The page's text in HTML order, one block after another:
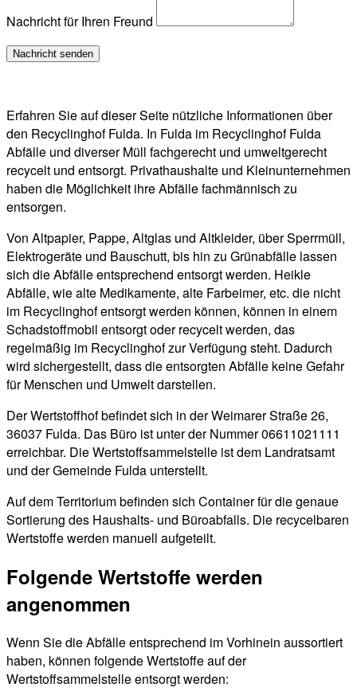
Nachricht für Ihren Freund
Erfahren Sie auf dieser Seite nützliche Informationen über
den Recyclinghof Fulda. In Fulda im Recyclinghof Fulda
Abfälle und diverser Müll fachgerecht und umweltgerecht
recycelt und entsorgt. Privathaushalte und Kleinunternehmen
haben die Möglichkeit ihre Abfälle fachmännisch zu
entsorgen.
Von Altpapier, Pappe, Altglas und Altkleider, über Sperrmüll,
Elektrogeräte und Bauschutt, bis hin zu Grünabfälle lassen
sich die Abfälle entsprechend entsorgt werden. Heikle
Abfälle, wie alte Medikamente, alte Farbeimer, etc. die nicht
im Recyclinghof entsorgt werden können, können in einem
Schadstoffmobil entsorgt oder recycelt werden, das
regelmäßig im Recyclinghof zur Verfügung steht. Dadurch
wird sichergestellt, dass die entsorgten Abfälle keine Gefahr
für Menschen und Umwelt darstellen.
Der Wertstoffhof befindet sich in der Weimarer Straße 26,
36037 Fulda. Das Büro ist unter der Nummer 06611021111
erreichbar. Die Wertstoffsammelstelle ist dem Landratsamt
und der Gemeinde Fulda unterstellt.
Auf dem Territorium befinden sich Container für die genaue
Sortierung des Haushalts- und Büroabfalls. Die recycelbaren
Wertstoffe werden manuell aufgeteilt.
Folgende Wertstoffe werden
angenommen
Wenn Sie die Abfälle entsprechend im Vorhinein aussortiert
haben, können folgende Wertstoffe auf der
Wertstoffsammelstelle entsorgt werden: